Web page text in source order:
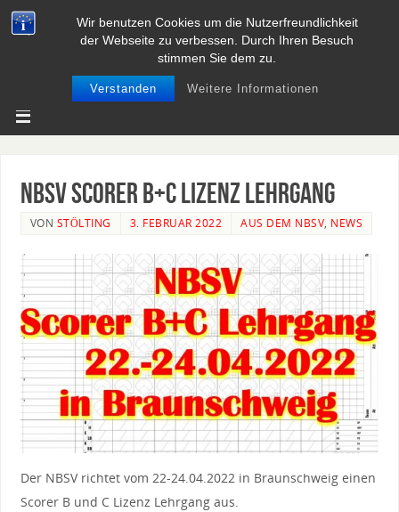
Wir benutzen Cookies um die Nutzerfreundlichkeit
der Webseite zu verbessen. Durch Ihren Besuch
stimmen Sie dem zu.
Verstanden Weitere Informationen
BASEBALL UND SOFTBALL IN
NIEDERSACHSEN
NBSV Scorer B+C Lizenz Lehrgang
VON STÖLTING 3. FEBRUAR 2022 AUS DEM NBSV, NEWS
Der NBSV richtet vom 22-24.04.2022 in Braunschweig einen
Scorer B und C Lizenz Lehrgang aus.